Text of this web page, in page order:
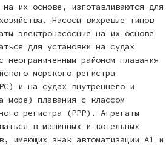
на их основе, изготавливаются для
Насосы вихревые типов
электронасосные на их основе
для установки на судах
неограниченным районом плавания
морского регистра
и на судах внутреннего и
море) плавания с классом
регистра (РРР). Агрегаты
в машинных и котельных
имеющих знак автоматизации А1 и